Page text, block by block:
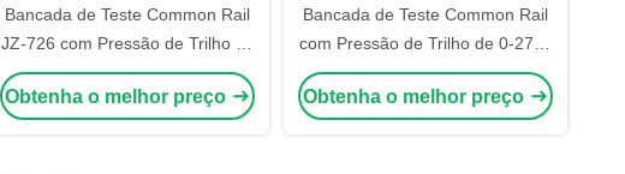
Bancada de Teste Common Rail
JZ-726 com Pressão de Trilho de
2200 Bar, Codificação de
Injetores e Interface Multi-
Obtenha o melhor preço
Bancada de Teste Common Rail
com Pressão de Trilho de 0-2700
Bar, Saída de 7,5 Kw e Controles
Automatizados para Teste EUI
Obtenha o melhor preço